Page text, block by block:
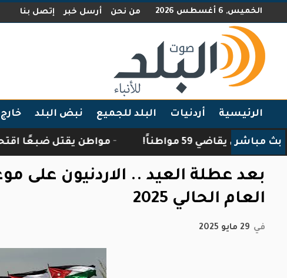
الخميس, 6 أغسطس 2026 من نحن أرسل خبر إتصل بنا
الرئيسية أردنيات البلد للجميع نبض البلد
بث مباشر
يقاضي 59 مواطناً! مواطن يقتل ضبعًا اقتحم
بعد عطلة العيد .. الاردنيون
العام الحالي 2025
في 29 مايو 2025